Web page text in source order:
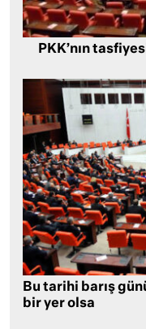
PKK’nın
Bu tarihi barış
bir yer olsa